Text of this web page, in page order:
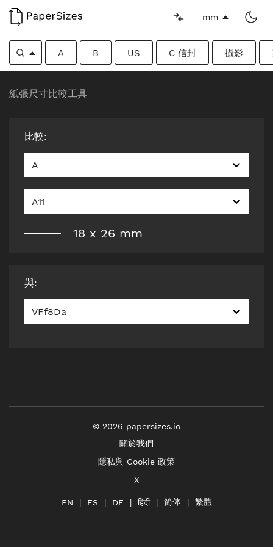
mm
A B US C 信封 攝影
紙張尺寸比較工具
比較:
A
A11
18 x 26 mm
與:
VFf8Da
© 2026 papersizes.io
關於我們
隱私與 Cookie 政策
X
EN ES DE हिंदी 简体 繁體